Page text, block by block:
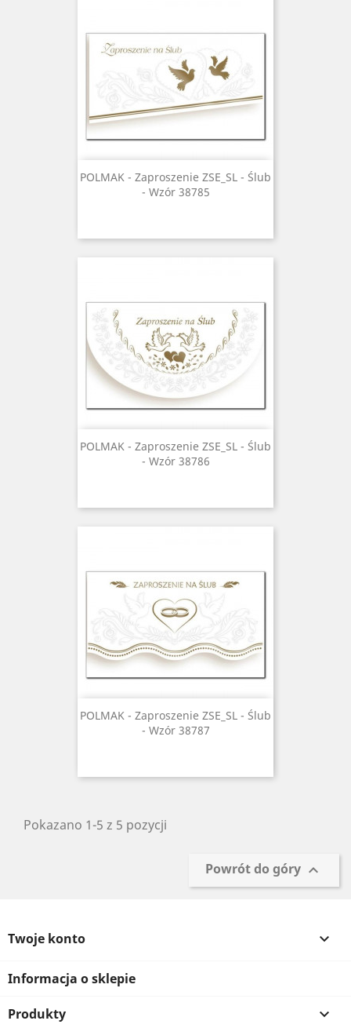
POLMAK - Zaproszenie ZSE_SL - Ślub
- Wzór 38785
POLMAK - Zaproszenie ZSE_SL - Ślub
- Wzór 38786
POLMAK - Zaproszenie ZSE_SL - Ślub
- Wzór 38787
Pokazano 1-5 z 5 pozycji
Powrót do góry 
Twoje konto 
Informacja o sklepie
Produkty 